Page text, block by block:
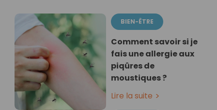
BIEN-ÊTRE
Comment savoir si je
fais une allergie aux
piqûres de
moustiques ?
Lire la suite